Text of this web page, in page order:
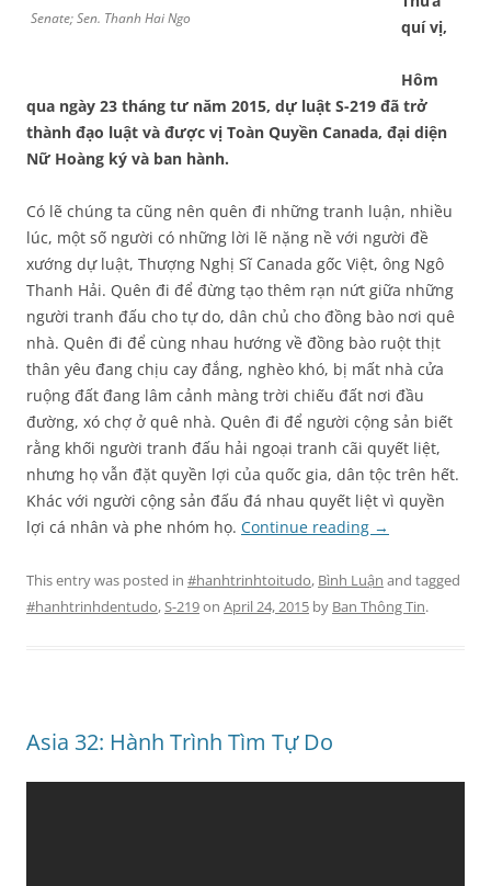
Senate; Sen. Thanh Hai Ngo
quí vị,
Hôm
qua ngày 23 tháng tư năm 2015, dự luật S-219 đã trở
thành đạo luật và được vị Toàn Quyền Canada, đại diện
Nữ Hoàng ký và ban hành.
Có lẽ chúng ta cũng nên quên đi những tranh luận, nhiều
lúc, một số người có những lời lẽ nặng nề với người đề
xướng dự luật, Thượng Nghị Sĩ Canada gốc Việt, ông Ngô
Thanh Hải. Quên đi để đừng tạo thêm rạn nứt giữa những
người tranh đấu cho tự do, dân chủ cho đồng bào nơi quê
nhà. Quên đi để cùng nhau hướng về đồng bào ruột thịt
thân yêu đang chịu cay đắng, nghèo khó, bị mất nhà cửa
ruộng đất đang lâm cảnh màng trời chiếu đất nơi đầu
đường, xó chợ ở quê nhà. Quên đi để người cộng sản biết
rằng khối người tranh đấu hải ngoại tranh cãi quyết liệt,
nhưng họ vẫn đặt quyền lợi của quốc gia, dân tộc trên hết.
Khác với người cộng sản đấu đá nhau quyết liệt vì quyền
lợi cá nhân và phe nhóm họ. Continue reading →
This entry was posted in #hanhtrinhtoitudo, Bình Luận and tagged
#hanhtrinhdentudo,S-219on April 24, 2015 by Ban Thông Tin.
Asia 32: Hành Trình Tìm Tự Do